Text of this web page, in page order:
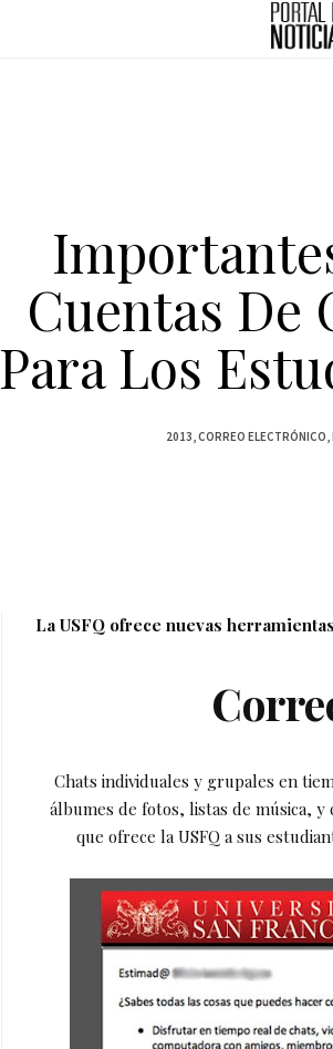
Cuentas De
Para Los
2013 CORREO ELECTRÓNICO
La USFQ ofrece nuevas
Chats individuales y grupales en
álbumes de fotos, listas de música, y
que ofrece la USFQ a sus